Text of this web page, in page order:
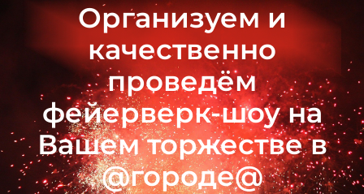
Организуем и
качественно
проведём
фейерверк-шоу на
Вашем торжестве в
@городе@